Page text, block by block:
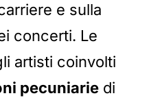
e sulla
concerti. Le
artisti coinvolti
pecuniarie di